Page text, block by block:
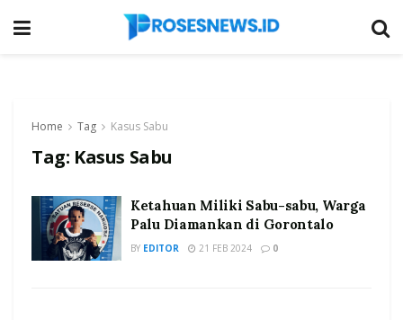
Home Tag Kasus Sabu
Tag: Kasus Sabu
Ketahuan Miliki Sabu-sabu, Warga
Palu Diamankan di Gorontalo
BY EDITOR 21 FEB 2024 0